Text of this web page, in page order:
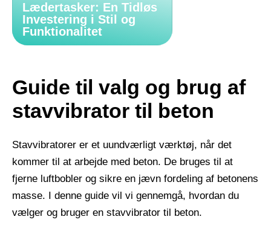
Lædertasker: En Tidløs
Investering i Stil og
Funktionalitet
Guide til valg og brug af
stavvibrator til beton
Stavvibratorer er et uundværligt værktøj, når det
kommer til at arbejde med beton. De bruges til at
fjerne luftbobler og sikre en jævn fordeling af betonens
masse. I denne guide vil vi gennemgå, hvordan du
vælger og bruger en stavvibrator til beton.